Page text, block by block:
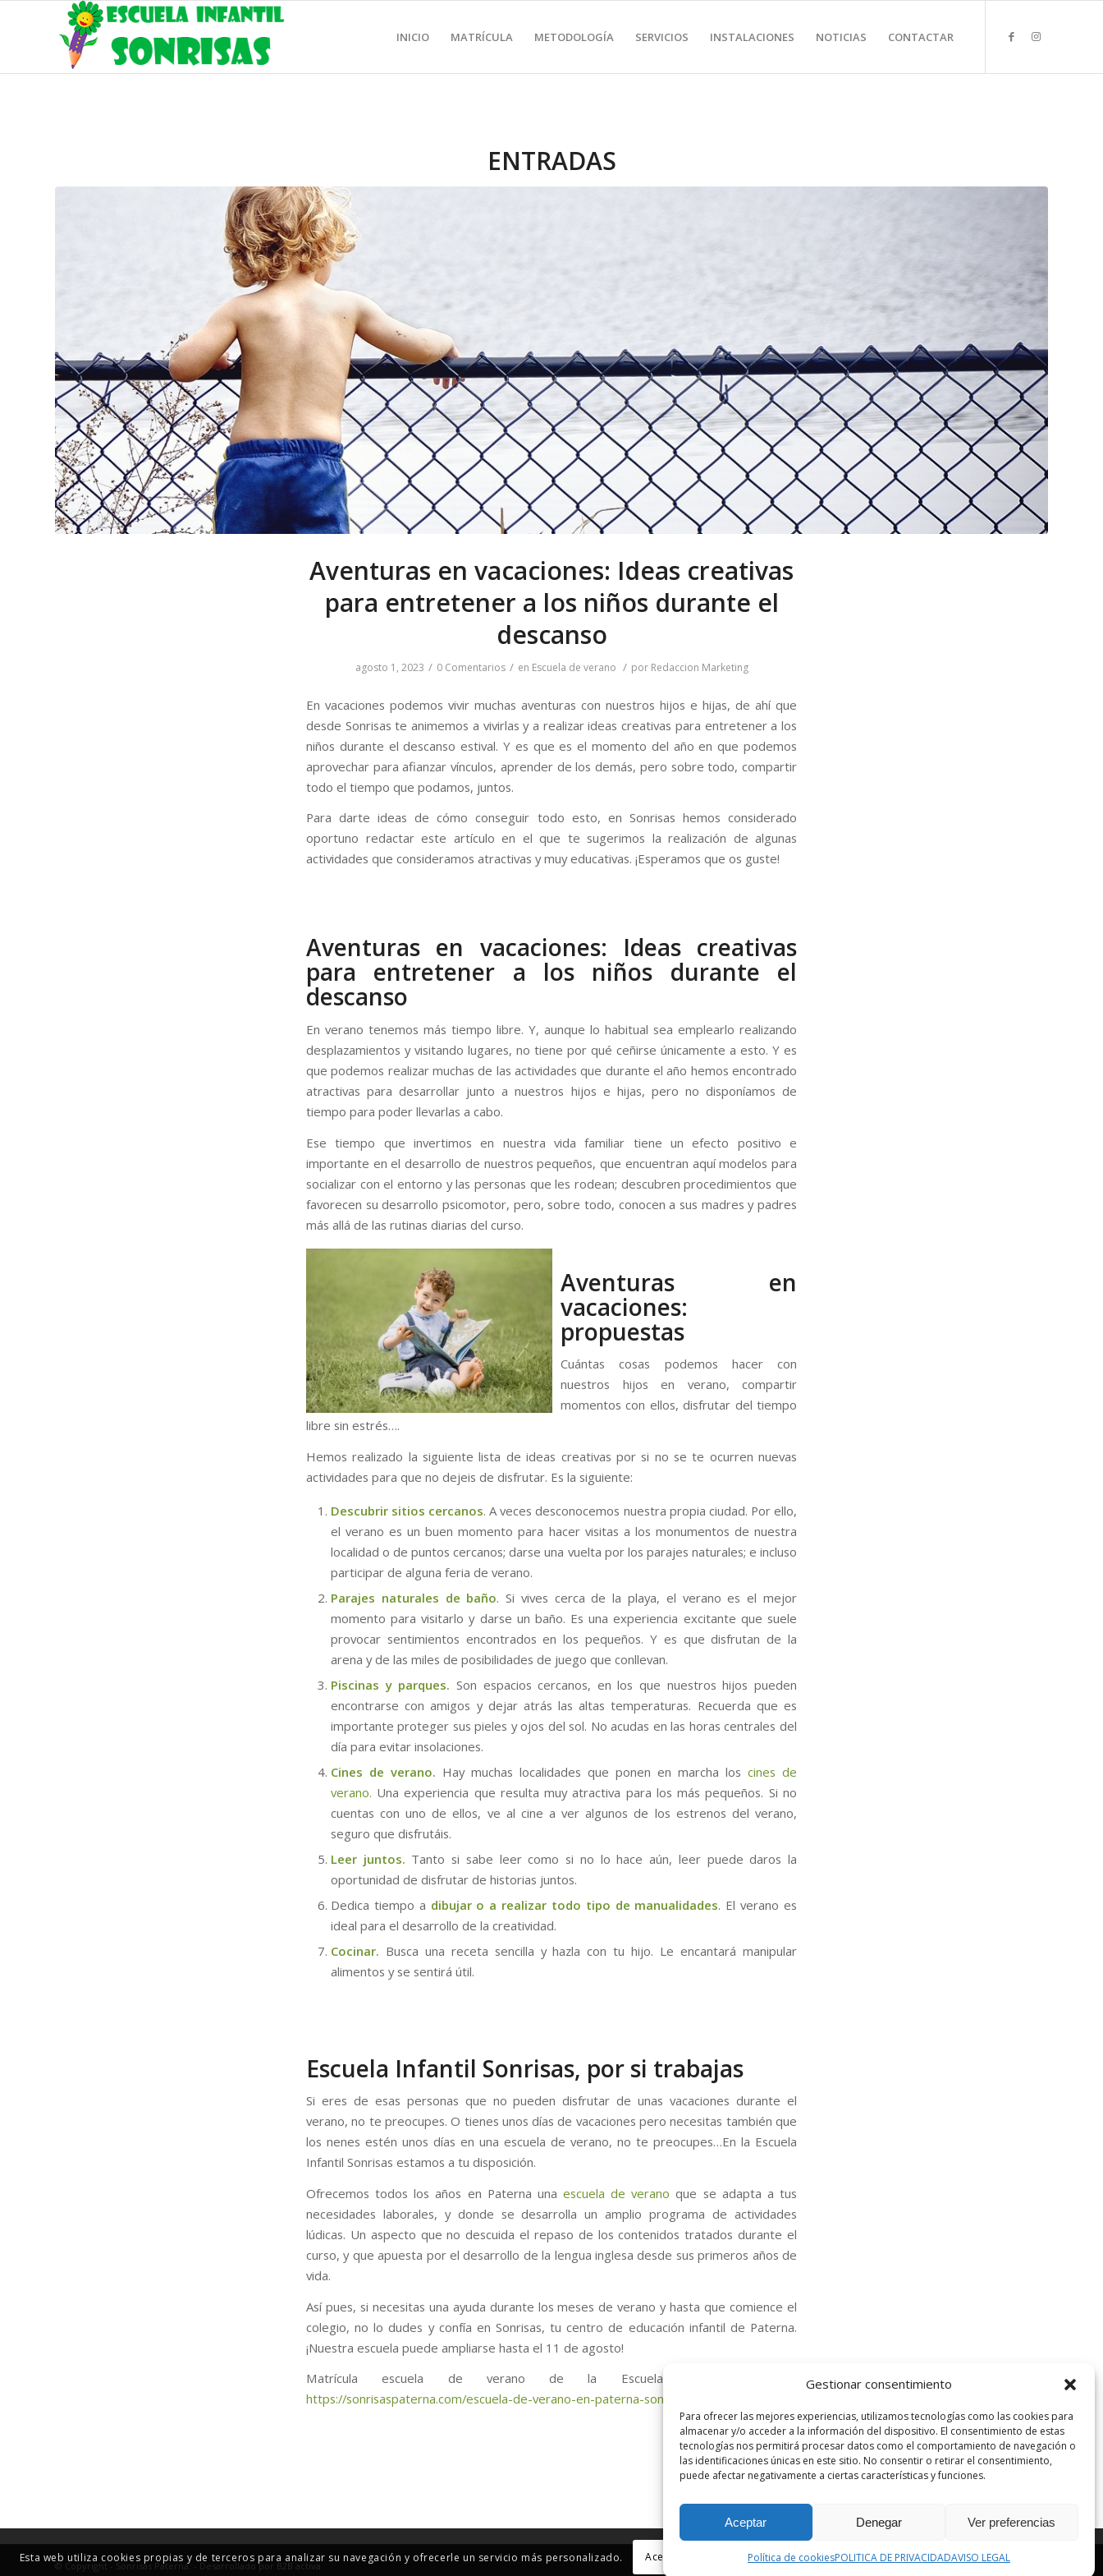
Gestionar consentimiento
Para ofrecer las mejores experiencias, utilizamos tecnologías como las cookies para
almacenar y/o acceder a la información del dispositivo. El consentimiento de estas
tecnologías nos permitirá procesar datos como el comportamiento de navegación o
las identificaciones únicas en este sitio. No consentir o retirar el consentimiento,
puede afectar negativamente a ciertas características y funciones.
Aceptar Denegar Ver preferencias
Política de cookiesPOLITICA DE PRIVACIDADAVISO LEGAL
INICIO MATRÍCULA METODOLOGÍA SERVICIOS INSTALACIONES NOTICIAS CONTACTAR
ENTRADAS
Aventuras en vacaciones: Ideas creativas
para entretener a los niños durante el
descanso
agosto 1, 2023 / 0 Comentarios / en Escuela de verano / por Redaccion Marketing
En vacaciones podemos vivir muchas aventuras con nuestros hijos e hijas, de ahí que
desde Sonrisas te animemos a vivirlas y a realizar ideas creativas para entretener a los
niños durante el descanso estival. Y es que es el momento del año en que podemos
aprovechar para afianzar vínculos, aprender de los demás, pero sobre todo, compartir
todo el tiempo que podamos, juntos.
Para darte ideas de cómo conseguir todo esto, en Sonrisas hemos considerado
oportuno redactar este artículo en el que te sugerimos la realización de algunas
actividades que consideramos atractivas y muy educativas. ¡Esperamos que os guste!
Aventuras en vacaciones: Ideas creativas
para entretener a los niños durante el
descanso
En verano tenemos más tiempo libre. Y, aunque lo habitual sea emplearlo realizando
desplazamientos y visitando lugares, no tiene por qué ceñirse únicamente a esto. Y es
que podemos realizar muchas de las actividades que durante el año hemos encontrado
atractivas para desarrollar junto a nuestros hijos e hijas, pero no disponíamos de
tiempo para poder llevarlas a cabo.
Ese tiempo que invertimos en nuestra vida familiar tiene un efecto positivo e
importante en el desarrollo de nuestros pequeños, que encuentran aquí modelos para
socializar con el entorno y las personas que les rodean; descubren procedimientos que
favorecen su desarrollo psicomotor, pero, sobre todo, conocen a sus madres y padres
más allá de las rutinas diarias del curso.
Aventuras en
vacaciones:
propuestas
Cuántas cosas podemos hacer con
nuestros hijos en verano, compartir
momentos con ellos, disfrutar del tiempo
libre sin estrés….
Hemos realizado la siguiente lista de ideas creativas por si no se te ocurren nuevas
actividades para que no dejeis de disfrutar. Es la siguiente:
Descubrir sitios cercanos. A veces desconocemos nuestra propia ciudad. Por ello,
el verano es un buen momento para hacer visitas a los monumentos de nuestra
localidad o de puntos cercanos; darse una vuelta por los parajes naturales; e incluso
participar de alguna feria de verano.
Parajes naturales de baño. Si vives cerca de la playa, el verano es el mejor
momento para visitarlo y darse un baño. Es una experiencia excitante que suele
provocar sentimientos encontrados en los pequeños. Y es que disfrutan de la
arena y de las miles de posibilidades de juego que conllevan.
Piscinas y parques. Son espacios cercanos, en los que nuestros hijos pueden
encontrarse con amigos y dejar atrás las altas temperaturas. Recuerda que es
importante proteger sus pieles y ojos del sol. No acudas en las horas centrales del
día para evitar insolaciones.
Cines de verano. Hay muchas localidades que ponen en marcha los cines de
verano. Una experiencia que resulta muy atractiva para los más pequeños. Si no
cuentas con uno de ellos, ve al cine a ver algunos de los estrenos del verano,
seguro que disfrutáis.
Leer juntos. Tanto si sabe leer como si no lo hace aún, leer puede daros la
oportunidad de disfrutar de historias juntos.
Dedica tiempo a dibujar o a realizar todo tipo de manualidades. El verano es
ideal para el desarrollo de la creatividad.
Cocinar. Busca una receta sencilla y hazla con tu hijo. Le encantará manipular
alimentos y se sentirá útil.
Escuela Infantil Sonrisas, por si trabajas
Si eres de esas personas que no pueden disfrutar de unas vacaciones durante el
verano, no te preocupes. O tienes unos días de vacaciones pero necesitas también que
los nenes estén unos días en una escuela de verano, no te preocupes…En la Escuela
Infantil Sonrisas estamos a tu disposición.
Ofrecemos todos los años en Paterna una escuela de verano que se adapta a tus
necesidades laborales, y donde se desarrolla un amplio programa de actividades
lúdicas. Un aspecto que no descuida el repaso de los contenidos tratados durante el
curso, y que apuesta por el desarrollo de la lengua inglesa desde sus primeros años de
vida.
Así pues, si necesitas una ayuda durante los meses de verano y hasta que comience el
colegio, no lo dudes y confía en Sonrisas, tu centro de educación infantil de Paterna.
¡Nuestra escuela puede ampliarse hasta el 11 de agosto!
Matrícula escuela de verano de la Escuela Infantil Sonrisas:
https://sonrisaspaterna.com/escuela-de-verano-en-paterna-sonrisas/
© Copyright - Sonrisas Paterna. - Desarrollado por B2B activa POLITICA DE PRIVACIDAD POLITICA DE COOKIES
Esta web utiliza cookies propias y de terceros para analizar su navegación y ofrecerle un servicio más personalizado. Aceptar la configuración Ocultar solo notificación Configuración general